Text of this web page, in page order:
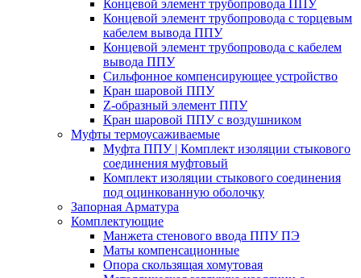
Концевой элемент трубопровода ППУ
Концевой элемент трубопровода с торцевым
кабелем вывода ППУ
Концевой элемент трубопровода с кабелем
вывода ППУ
Сильфонное компенсирующее устройство
Кран шаровой ППУ
Z-образный элемент ППУ
Кран шаровой ППУ с воздушником
Муфты термоусаживаемые
Муфта ППУ | Комплект изоляции стыкового
соединения муфтовый
Комплект изоляции стыкового соединения
под оцинкованную оболочку
Запорная Арматура
Комплектующие
Манжета стенового ввода ППУ ПЭ
Маты компенсационные
Опора скользящая хомутовая